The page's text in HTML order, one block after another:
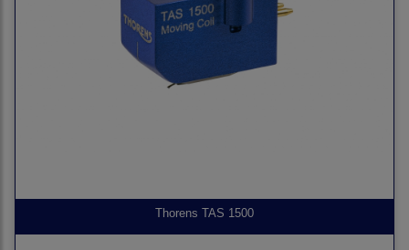
Thorens TAS 1500